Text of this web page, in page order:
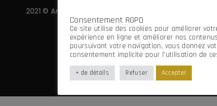
2021 © Amicale 11 ·
Mentions légales
Imaginé par Frenchify
Consentement RGPD
Ce site utilise des cookies pour améliorer
expérience en ligne et améliorer nos
poursuivant votre navigation, vous donnez
consentement implicite pour l’utilisation de
+ de détails Refuser Accepter